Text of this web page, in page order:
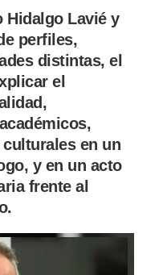
Hidalgo Lavié y
perfiles,
distintas, el
el
en un
y en un acto
frente al